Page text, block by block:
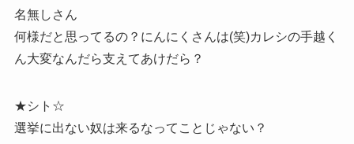
名無しさん
何様だと思ってるの？にんにくさんは(笑)カレシの手越く
ん大変なんだら支えてあけだら？
★シト☆
選挙に出ない奴は来るなってことじゃない？